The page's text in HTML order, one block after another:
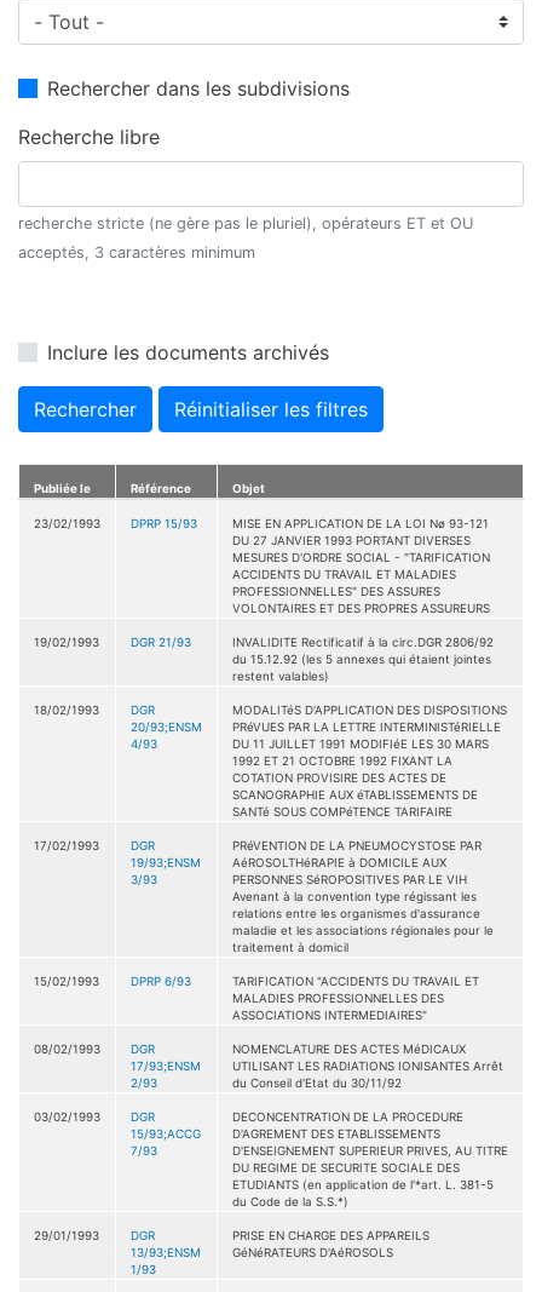
Rechercher dans les subdivisions
Recherche libre
recherche stricte (ne gère pas le pluriel), opérateurs ET et OU
acceptés, 3 caractères minimum
Inclure les documents archivés
Rechercher Réinitialiser les filtres
Publiée le Référence Objet
23/02/1993 DPRP 15/93
MISE EN APPLICATION DE LA LOI Nø 93-121
DU 27 JANVIER 1993 PORTANT DIVERSES
MESURES D'ORDRE SOCIAL - "TARIFICATION
ACCIDENTS DU TRAVAIL ET MALADIES
PROFESSIONNELLES" DES ASSURES
VOLONTAIRES ET DES PROPRES ASSUREURS
19/02/1993 DGR 21/93
INVALIDITE Rectificatif à la circ.DGR 2806/92
du 15.12.92 (les 5 annexes qui étaient jointes
restent valables)
18/02/1993
DGR
20/93;ENSM
4/93
MODALITéS D'APPLICATION DES DISPOSITIONS
PRéVUES PAR LA LETTRE INTERMINISTéRIELLE
DU 11 JUILLET 1991 MODIFIéE LES 30 MARS
1992 ET 21 OCTOBRE 1992 FIXANT LA
COTATION PROVISIRE DES ACTES DE
SCANOGRAPHIE AUX éTABLISSEMENTS DE
SANTé SOUS COMPéTENCE TARIFAIRE
17/02/1993
DGR
19/93;ENSM
3/93
PRéVENTION DE LA PNEUMOCYSTOSE PAR
AéROSOLTHéRAPIE à DOMICILE AUX
PERSONNES SéROPOSITIVES PAR LE VIH
Avenant à la convention type régissant les
relations entre les organismes d'assurance
maladie et les associations régionales pour le
traitement à domicil
15/02/1993 DPRP 6/93
TARIFICATION "ACCIDENTS DU TRAVAIL ET
MALADIES PROFESSIONNELLES DES
ASSOCIATIONS INTERMEDIAIRES"
08/02/1993
DGR
17/93;ENSM
2/93
NOMENCLATURE DES ACTES MéDICAUX
UTILISANT LES RADIATIONS IONISANTES Arrêt
du Conseil d'Etat du 30/11/92
03/02/1993
DGR
15/93;ACCG
7/93
DECONCENTRATION DE LA PROCEDURE
D'AGREMENT DES ETABLISSEMENTS
D'ENSEIGNEMENT SUPERIEUR PRIVES, AU TITRE
DU REGIME DE SECURITE SOCIALE DES
ETUDIANTS (en application de l'*art. L. 381-5
du Code de la S.S.*)
29/01/1993
DGR
13/93;ENSM
1/93
PRISE EN CHARGE DES APPAREILS
GéNéRATEURS D'AéROSOLS